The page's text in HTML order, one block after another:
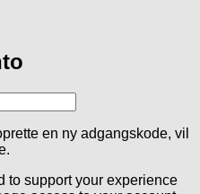
en ny adgangskode, vil
to support your experience